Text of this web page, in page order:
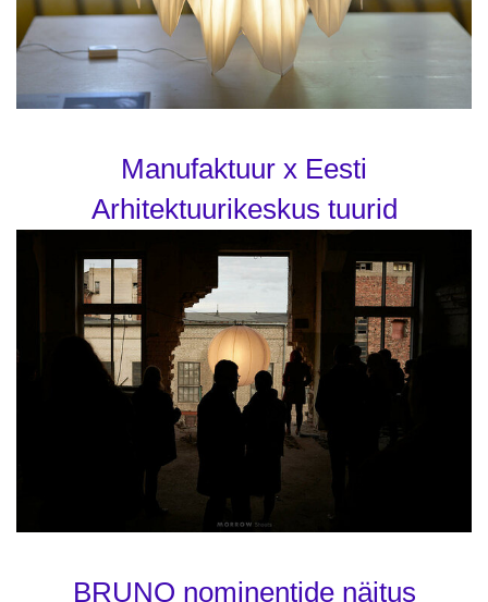
Manufaktuur x Eesti
Arhitektuurikeskus tuurid
BRUNO nominentide näitus